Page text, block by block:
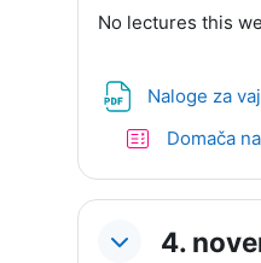
No lectures this
Naloge za
Domača
4.